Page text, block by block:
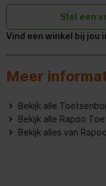
Meegeleverde ontvanger
Wireless ontvanger
Inclusief muis
Netwerk
Bluetooth-versie
Stel een
Vind een winkel bij jou
Meer
Bekijk alle
Bekijk alle Rapoo
Bekijk alles van Rapoo